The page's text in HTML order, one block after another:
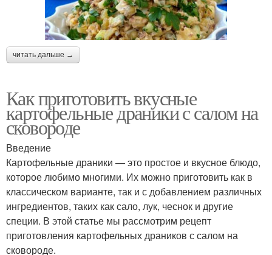
читать дальше →
Как приготовить вкусные
картофельные драники с салом на
сковороде
Введение
Картофельные драники — это простое и вкусное блюдо,
которое любимо многими. Их можно приготовить как в
классическом варианте, так и с добавлением различных
ингредиентов, таких как сало, лук, чеснок и другие
специи. В этой статье мы рассмотрим рецепт
приготовления картофельных драников с салом на
сковороде.